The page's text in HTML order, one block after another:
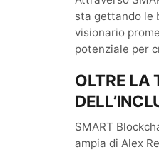
sta gettando le
visionario
potenziale per
OLTRE LA
SMART
ampia di Alex